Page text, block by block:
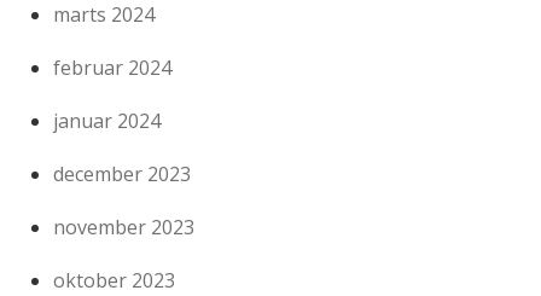
marts 2024
februar 2024
januar 2024
december 2023
november 2023
oktober 2023